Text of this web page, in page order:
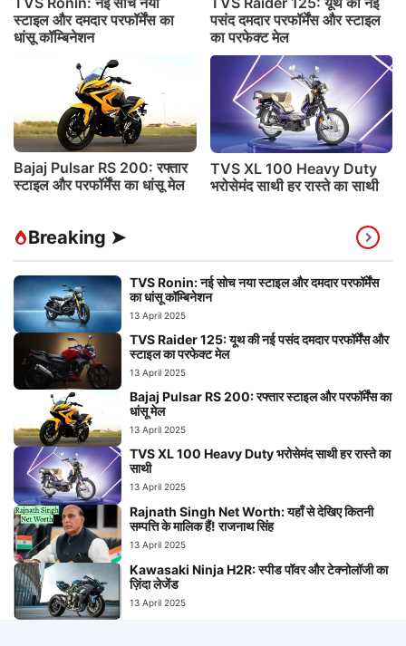
स्टाइल और दमदार परफॉर्मेंस का
धांसू कॉम्बिनेशन
पसंद दमदार परफॉर्मेंस और स्टाइल
का परफेक्ट मेल
Bajaj Pulsar RS 200: रफ्तार
स्टाइल और परफॉर्मेंस का धांसू मेल
TVS XL 100 Heavy Duty
भरोसेमंद साथी हर रास्ते का साथी
Breaking ➤
TVS Ronin: नई सोच नया स्टाइल और दमदार परफॉर्मेंस
का धांसू कॉम्बिनेशन
13 April 2025
TVS Raider 125: यूथ की नई पसंद दमदार परफॉर्मेंस और
स्टाइल का परफेक्ट मेल
13 April 2025
Bajaj Pulsar RS 200: रफ्तार स्टाइल और परफॉर्मेंस का
धांसू मेल
13 April 2025
TVS XL 100 Heavy Duty भरोसेमंद साथी हर रास्ते का
साथी
13 April 2025
Rajnath Singh Net Worth: यहाँ से देखिए कितनी
सम्पत्ति के मालिक हैं! राजनाथ सिंह
13 April 2025
Kawasaki Ninja H2R: स्पीड पॉवर और टेक्नोलॉजी का
ज़िंदा लेजेंड
13 April 2025